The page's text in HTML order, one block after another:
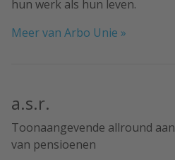
hun werk als hun leven.
Meer van Arbo Unie »
a.s.r.
Toonaangevende allround
van pensioenen